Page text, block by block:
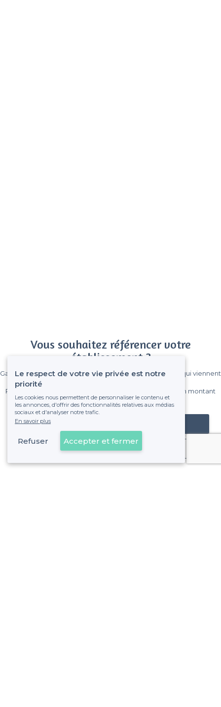
Vous souhaitez référencer votre
établissement ?
Gagnez de nombreux clients parmi le million de visiteurs qui viennent
Pas de commissions et sans engagement, vous payez un montant
fixe sans risque de voir déraper la facture.
Référencer mon établissement
Déjà client
Le respect de votre vie privée est notre
priorité
Les cookies nous permettent de personnaliser le contenu et
les annonces, d'offrir des fonctionnalités relatives aux médias
sociaux et d'analyser notre trafic.
En savoir plus
Refuser Accepter et fermer